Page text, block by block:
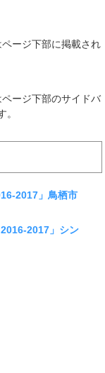
ージ下部に掲載され
ージ下部のサイドバ
。
2017」鳥栖市
2017」シン